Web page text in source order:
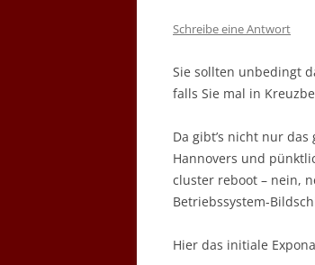
Schreibe eine Antwort
Sie sollten unbedingt
falls Sie mal in
Da gibt’s nicht nur
Hannovers und
cluster reboot – nein,
Betriebssystem-
Hier das initiale